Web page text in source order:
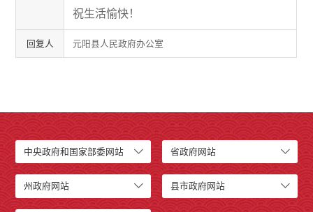
祝生活愉快！
回复人 元阳县人民政府办公室
中央政府和国家部委网站 省政府网站
州政府网站 县市政府网站